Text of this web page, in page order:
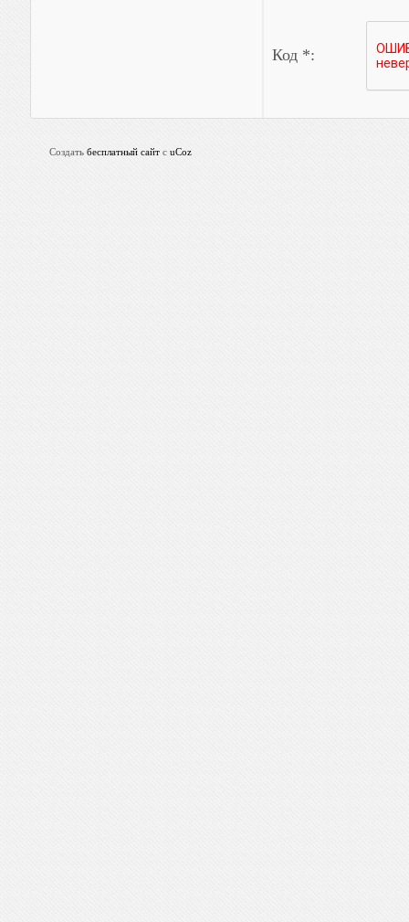
Код *:
Создать бесплатный сайт с uCoz